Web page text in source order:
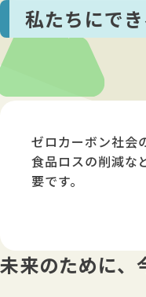
私たちにで
ゼロカーボン社会
食品ロスの削減な
要です。
未来のために、